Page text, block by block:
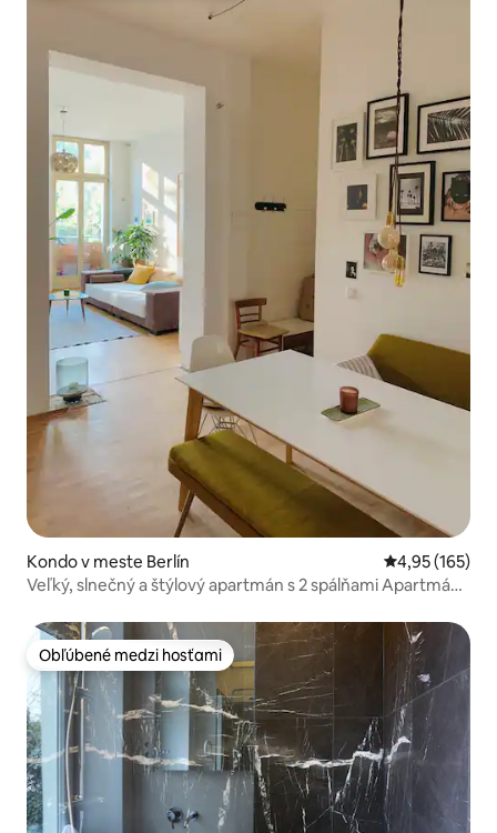
Kondo v meste Berlín Priemerné
4,95 (165)
Veľký, slnečný a štýlový apartmán s 2 spálňami Apartmán
Obľúbené medzi hosťami
Obľúbené medzi hosťami